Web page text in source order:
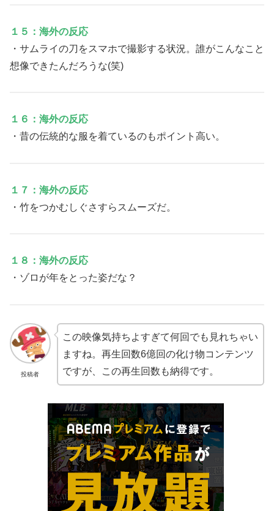
１５：海外の反応
・サムライの刀をスマホで撮影する状況。誰がこんなこと
想像できたんだろうな(笑)
１６：海外の反応
・昔の伝統的な服を着ているのもポイント高い。
１７：海外の反応
・竹をつかむしぐさすらスムーズだ。
１８：海外の反応
・ゾロが年をとった姿だな？
投稿者
この映像気持ちよすぎて何回でも見れちゃい
ますね。再生回数6億回の化け物コンテンツ
ですが、この再生回数も納得です。